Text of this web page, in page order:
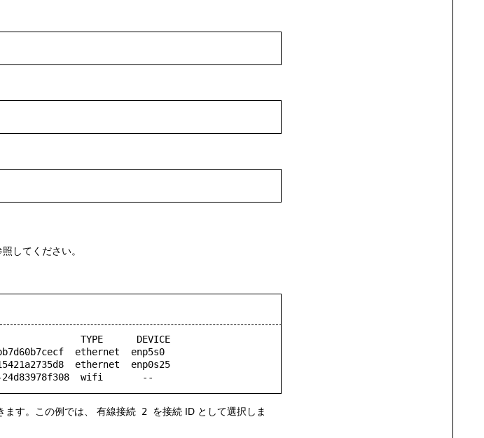
照してください。
TYPE      DEVICE
ethernet  enp5s0
ethernet  enp0s25
す。この例では、 有線接続 2 を接続 ID として選択しま